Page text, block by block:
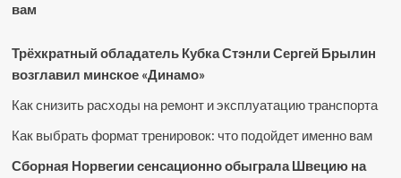
вам
Трёхкратный обладатель Кубка Стэнли Сергей Брылин
возглавил минское «Динамо»
Как снизить расходы на ремонт и эксплуатацию транспорта
Как выбрать формат тренировок: что подойдет именно вам
Сборная Норвегии сенсационно обыграла Швецию на